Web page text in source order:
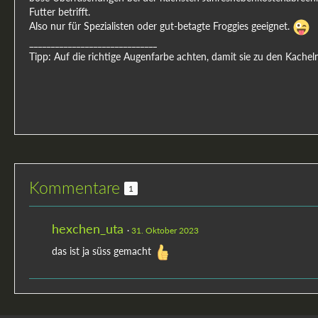
Futter betrifft.
Also nur für Spezialisten oder gut-betagte Froggies geeignet.
Tipp: Auf die richtige Augenfarbe achten, damit sie zu den
Kommentare 1
hexchen_uta 31. Oktober 2023
das ist ja süss gemacht